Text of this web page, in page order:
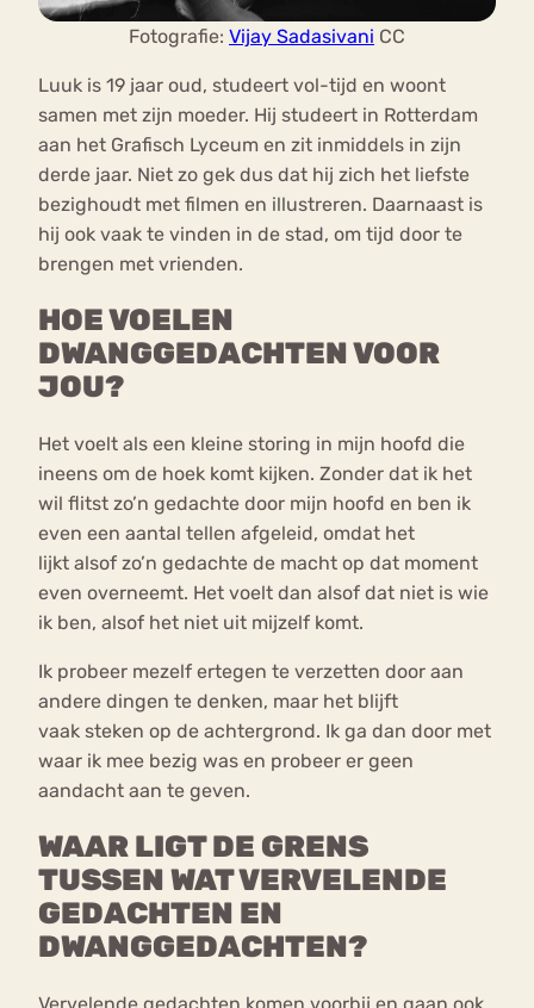
Fotografie: Vijay Sadasivani CC
Luuk is 19 jaar oud, studeert vol-tijd en woont
samen met zijn moeder. Hij studeert in Rotterdam
aan het Grafisch Lyceum en zit inmiddels in zijn
derde jaar. Niet zo gek dus dat hij zich het liefste
bezighoudt met filmen en illustreren. Daarnaast is
hij ook vaak te vinden in de stad, om tijd door te
brengen met vrienden.
HOE VOELEN
DWANGGEDACHTEN VOOR
JOU?
Het voelt als een kleine storing in mijn hoofd die
ineens om de hoek komt kijken. Zonder dat ik het
wil flitst zo’n gedachte door mijn hoofd en ben ik
even een aantal tellen afgeleid, omdat het
lijkt alsof zo’n gedachte de macht op dat moment
even overneemt. Het voelt dan alsof dat niet is wie
ik ben, alsof het niet uit mijzelf komt.
Ik probeer mezelf ertegen te verzetten door aan
andere dingen te denken, maar het blijft
vaak steken op de achtergrond. Ik ga dan door met
waar ik mee bezig was en probeer er geen
aandacht aan te geven.
WAAR LIGT DE GRENS
TUSSEN WAT VERVELENDE
GEDACHTEN EN
DWANGGEDACHTEN?